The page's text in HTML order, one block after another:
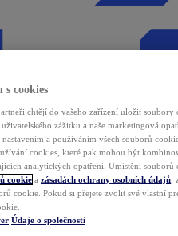
s cookies
chtějí do vašeho zařízení uložit
zážitku a naše marketingová
nastavením a používáním všech souborů
cookies, které pak mohou být
analytických opatření. Umístění souborů
cookie a zásadách ochrany osobních údajů
cookie. Pokud si přejete zvolit své vlastní
Údaje o společnosti